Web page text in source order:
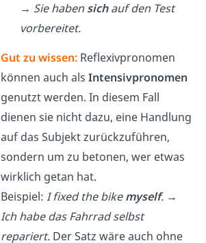
→ Sie haben sichauf den Test
vorbereitet.
Gut zu wissen:Reflexivpronomen
können auch als Intensivpronomen
genutzt werden. In diesem Fall
dienen sie nicht dazu, eine Handlung
auf das Subjekt zurückzuführen,
sondern um zu betonen, wer etwas
wirklich getan hat.
Beispiel: I fixed the bikemyself. →
Ich habe das Fahrrad selbst
repariert. Der Satz wäre auch ohne